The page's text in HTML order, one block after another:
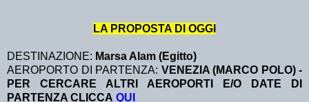
LA PROPOSTA DI OGGI
DESTINAZIONE: Marsa Alam (Egitto)
AEROPORTO DI PARTENZA: VENEZIA (MARCO POLO) -
PER CERCARE ALTRI AEROPORTI E/O DATE DI
PARTENZA CLICCA QUI